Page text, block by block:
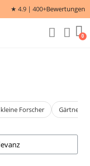
★ 4.9 | 400+Bewertungen
Forscher Gärtnern